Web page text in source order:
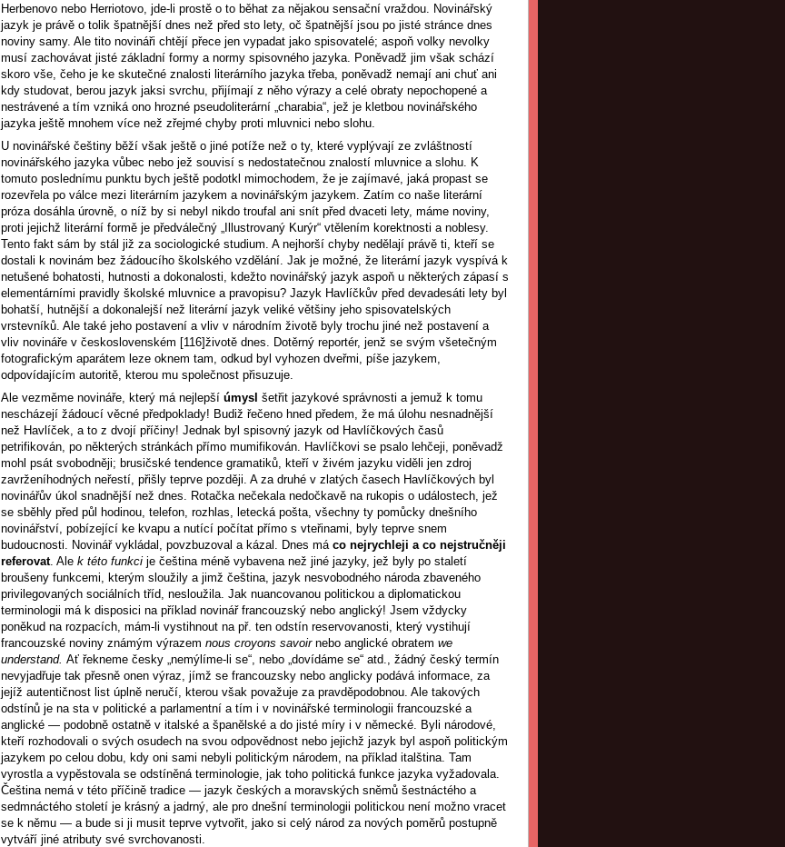
Herbenovo nebo Herriotovo, jde-li prostě o to běhat za nějakou sensační vraždou. Novinářský
jazyk je právě o tolik špatnější dnes než před sto lety, oč špatnější jsou po jisté stránce dnes
noviny samy. Ale tito novináři chtějí přece jen vypadat jako spisovatelé; aspoň volky nevolky
musí zachovávat jisté základní formy a normy spisovného jazyka. Poněvadž jim však schází
skoro vše, čeho je ke skutečné znalosti literárního jazyka třeba, poněvadž nemají ani chuť ani
kdy studovat, berou jazyk jaksi svrchu, přijímají z něho výrazy a celé obraty nepochopené a
nestrávené a tím vzniká ono hrozné pseudoliterární „charabia“, jež je kletbou novinářského
jazyka ještě mnohem více než zřejmé chyby proti mluvnici nebo slohu.
U novinářské češtiny běží však ještě o jiné potíže než o ty, které vyplývají ze zvláštností
novinářského jazyka vůbec nebo jež souvisí s nedostatečnou znalostí mluvnice a slohu. K
tomuto poslednímu punktu bych ještě podotkl mimochodem, že je zajímavé, jaká propast se
rozevřela po válce mezi literárním jazykem a novinářským jazykem. Zatím co naše literární
próza dosáhla úrovně, o níž by si nebyl nikdo troufal ani snít před dvaceti lety, máme noviny,
proti jejichž literární formě je předválečný „Illustrovaný Kurýr“ vtělením korektnosti a noblesy.
Tento fakt sám by stál již za sociologické studium. A nejhorší chyby nedělají právě ti, kteří se
dostali k novinám bez žádoucího školského vzdělání. Jak je možné, že literární jazyk vyspívá k
netušené bohatosti, hutnosti a dokonalosti, kdežto novinářský jazyk aspoň u některých zápasí s
elementárními pravidly školské mluvnice a pravopisu? Jazyk Havlíčkův před devadesáti lety byl
bohatší, hutnější a dokonalejší než literární jazyk veliké většiny jeho spisovatelských
vrstevníků. Ale také jeho postavení a vliv v národním životě byly trochu jiné než postavení a
vliv novináře v československém [116]životě dnes. Dotěrný reportér, jenž se svým všetečným
fotografickým aparátem leze oknem tam, odkud byl vyhozen dveřmi, píše jazykem,
odpovídajícím autoritě, kterou mu společnost přisuzuje.
Ale vezměme novináře, který má nejlepší úmysl šetřit jazykové správnosti a jemuž k tomu
nescházejí žádoucí věcné předpoklady! Budiž řečeno hned předem, že má úlohu nesnadnější
než Havlíček, a to z dvojí příčiny! Jednak byl spisovný jazyk od Havlíčkových časů
petrifikován, po některých stránkách přímo mumifikován. Havlíčkovi se psalo lehčeji, poněvadž
mohl psát svobodněji; brusičské tendence gramatiků, kteří v živém jazyku viděli jen zdroj
zavrženíhodných neřestí, přišly teprve později. A za druhé v zlatých časech Havlíčkových byl
novinářův úkol snadnější než dnes. Rotačka nečekala nedočkavě na rukopis o událostech, jež
se sběhly před půl hodinou, telefon, rozhlas, letecká pošta, všechny ty pomůcky dnešního
novinářství, pobízející ke kvapu a nutící počítat přímo s vteřinami, byly teprve snem
budoucnosti. Novinář vykládal, povzbuzoval a kázal. Dnes má co nejrychleji a co nejstručněji
referovat. Ale k této funkci je čeština méně vybavena než jiné jazyky, jež byly po staletí
broušeny funkcemi, kterým sloužily a jimž čeština, jazyk nesvobodného národa zbaveného
privilegovaných sociálních tříd, nesloužila. Jak nuancovanou politickou a diplomatickou
terminologii má k disposici na příklad novinář francouzský nebo anglický! Jsem vždycky
poněkud na rozpacích, mám-li vystihnout na př. ten odstín reservovanosti, který vystihují
francouzské noviny známým výrazem nous croyons savoir nebo anglické obratem we
understand. Ať řekneme česky „nemýlíme-li se“, nebo „dovídáme se“ atd., žádný český termín
nevyjadřuje tak přesně onen výraz, jímž se francouzsky nebo anglicky podává informace, za
jejíž autentičnost list úplně neručí, kterou však považuje za pravděpodobnou. Ale takových
odstínů je na sta v politické a parlamentní a tím i v novinářské terminologii francouzské a
anglické — podobně ostatně v italské a španělské a do jisté míry i v německé. Byli národové,
kteří rozhodovali o svých osudech na svou odpovědnost nebo jejichž jazyk byl aspoň politickým
jazykem po celou dobu, kdy oni sami nebyli politickým národem, na příklad italština. Tam
vyrostla a vypěstovala se odstíněná terminologie, jak toho politická funkce jazyka vyžadovala.
Čeština nemá v této příčině tradice — jazyk českých a moravských sněmů šestnáctého a
sedmnáctého století je krásný a jadrný, ale pro dnešní terminologii politickou není možno vracet
se k němu — a bude si ji musit teprve vytvořit, jako si celý národ za nových poměrů postupně
vytváří jiné atributy své svrchovanosti.